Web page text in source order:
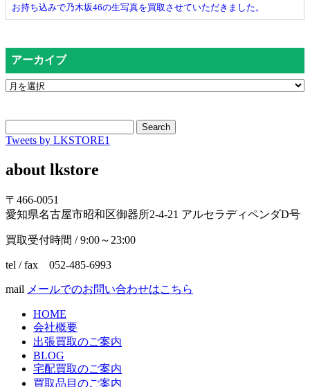
お持ち込みで乃木坂46の生写真を買取させていただきました。
アーカイブ
Search
Tweets by LKSTORE1
about lkstore
〒466-0051
愛知県名古屋市昭和区御器所2-4-21 アルセラディペンダD号
買取受付時間 / 9:00～23:00
tel / fax 052-485-6993
mail メールでのお問い合わせはこちら
HOME
会社概要
出張買取のご案内
BLOG
宅配買取のご案内
買取品目のご案内